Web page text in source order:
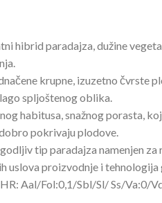
hibrid paradajza, dužine
krupne, izuzetno čvrste
spljoštenog oblika.
habitusa, snažnog porasta,
pokrivaju plodove.
tip paradajza namenjen za
uslova proizvodnje i tehnologija
Aal/Fol:0,1/Sbl/Sl/ Ss/Va:0/